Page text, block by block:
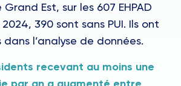
Est, sur les 607 EHPAD
390 sont sans PUI. Ils ont
l’analyse de données.
recevant au moins une